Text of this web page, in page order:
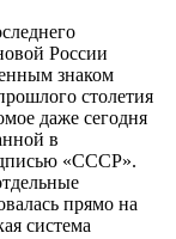
России
знаком
столетия
даже сегодня
в
«СССР».
прямо на
система